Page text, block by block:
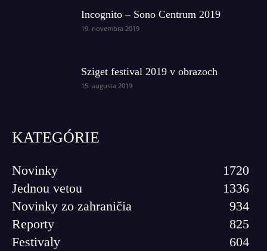
Incognito – Sono Centrum 2019
19. novembra 2019
Sziget festival 2019 v obrazoch
15. augusta 2019
KATEGÓRIE
Novinky
1720
Jednou vetou
1336
Novinky zo zahraničia
934
Reporty
825
Festivaly
604